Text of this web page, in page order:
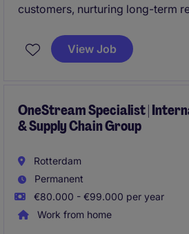
customers, nurturing long-term
process.
View Job
OneStream Specialist |
& Supply Chain Group
Rotterdam
Permanent
€80.000 - €99.000 per year
Work from home